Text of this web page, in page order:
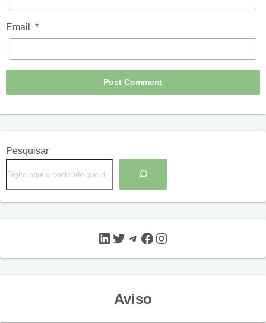
Email *
Pesquisar
LinkedIn Twitter Telegram Facebook Instagram
Aviso